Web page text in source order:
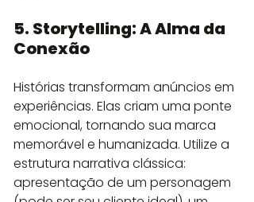
5. Storytelling: A Alma da
Conexão
Histórias transformam anúncios em
experiências. Elas criam uma ponte
emocional, tornando sua marca
memorável e humanizada. Utilize a
estrutura narrativa clássica:
apresentação de um personagem